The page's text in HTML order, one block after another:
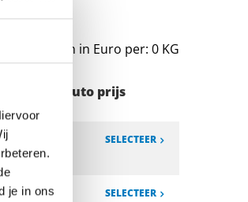
je in ons
Prijzen in Euro per: 0 KG
Bruto prijs
SELECTEER
SELECTEER